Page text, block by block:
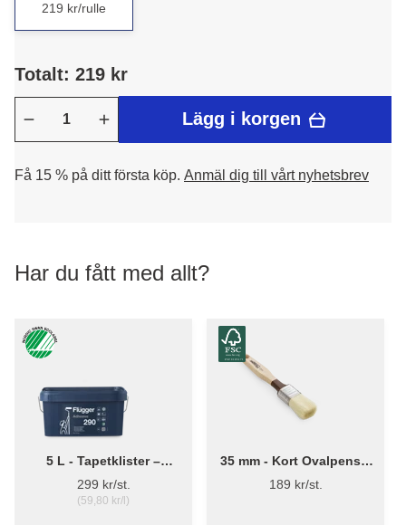
219 kr/rulle
Totalt: 219 kr
Lägg i korgen
Få 15 % på ditt första köp. Anmäl dig till vårt nyhetsbrev
Har du fått med allt?
5 L - Tapetklister –
Flügger Adhesive 290
299 kr/st.
(59,80 kr/l)
35 mm - Kort Ovalpensel
High Finish 1179 -
Flügger
189 kr/st.